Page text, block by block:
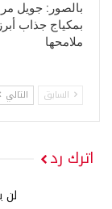
بالصور: جويل
بمكياج جذاب
ملامحها
السابق التالي
اترك رد
لن